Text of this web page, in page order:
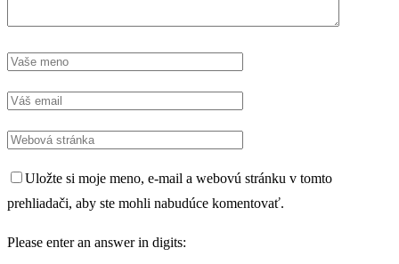
Uložte si moje meno, e-mail a webovú stránku v tomto
prehliadači, aby ste mohli nabudúce komentovať.
Please enter an answer in digits: